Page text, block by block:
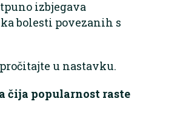
izbjegava
bolesti povezanih s
u nastavku.
čija popularnost raste